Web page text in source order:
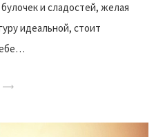
и сладостей, желая
идеальной, стоит